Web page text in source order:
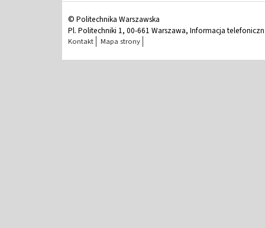
© Politechnika Warszawska
Pl. Politechniki 1, 00-661 Warszawa, Informacja
Kontakt Mapa strony